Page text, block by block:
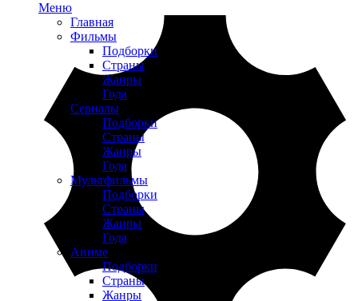
Меню
Главная
Фильмы
Подборки
Страны
Жанры
Года
Сериалы
Подборки
Страны
Жанры
Года
Мультфильмы
Подборки
Страны
Жанры
Года
Аниме
Подборки
Страны
Жанры